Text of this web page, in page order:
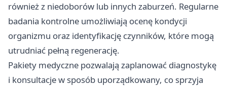
również z niedoborów lub innych zaburzeń. Regularne
badania kontrolne umożliwiają ocenę kondycji
organizmu oraz identyfikację czynników, które mogą
utrudniać pełną regenerację.
Pakiety medyczne pozwalają zaplanować diagnostykę
i konsultacje w sposób uporządkowany, co sprzyja